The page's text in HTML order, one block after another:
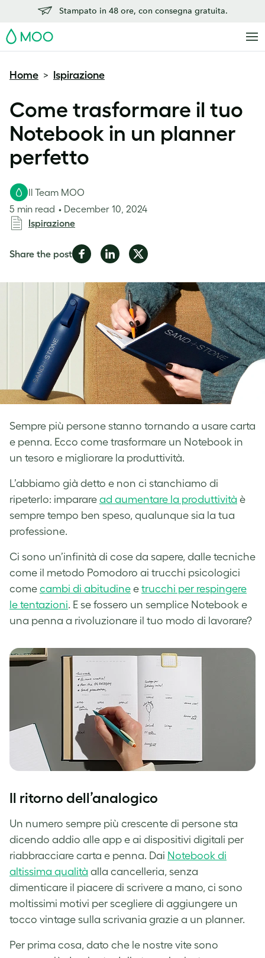
Stampato in 48 ore, con consegna gratuita.
MOO
Home > Ispirazione
Come trasformare il tuo
Notebook in un planner
perfetto
Il Team MOO
5 min read
December 10, 2024
Ispirazione
Share the postShare
Facebook
Share
LinkedIn
Share
Twitter
Sempre più persone stanno tornando a usare carta
e penna. Ecco come trasformare un Notebook in
un tesoro e migliorare la produttività.
L’abbiamo già detto e non ci stanchiamo di
ripeterlo: imparare ad aumentare la produttività è
sempre tempo ben speso, qualunque sia la tua
professione.
Ci sono un’infinità di cose da sapere, dalle tecniche
come il metodo Pomodoro ai trucchi psicologici
come cambi di abitudine e trucchi per respingere
le tentazioni. E se fossero un semplice Notebook e
una penna a rivoluzionare il tuo modo di lavorare?
Il ritorno dell’analogico
Un numero sempre più crescente di persone sta
dicendo addio alle app e ai dispositivi digitali per
riabbracciare carta e penna. Dai Notebook di
altissima qualità alla cancelleria, senza
dimenticare il piacere di scrivere a mano, ci sono
moltissimi motivi per scegliere di aggiungere un
tocco vintage sulla scrivania grazie a un planner.
Per prima cosa, dato che le nostre vite sono